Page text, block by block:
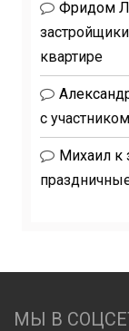
Фридом
квартире
с
Михаил к
МЫ В